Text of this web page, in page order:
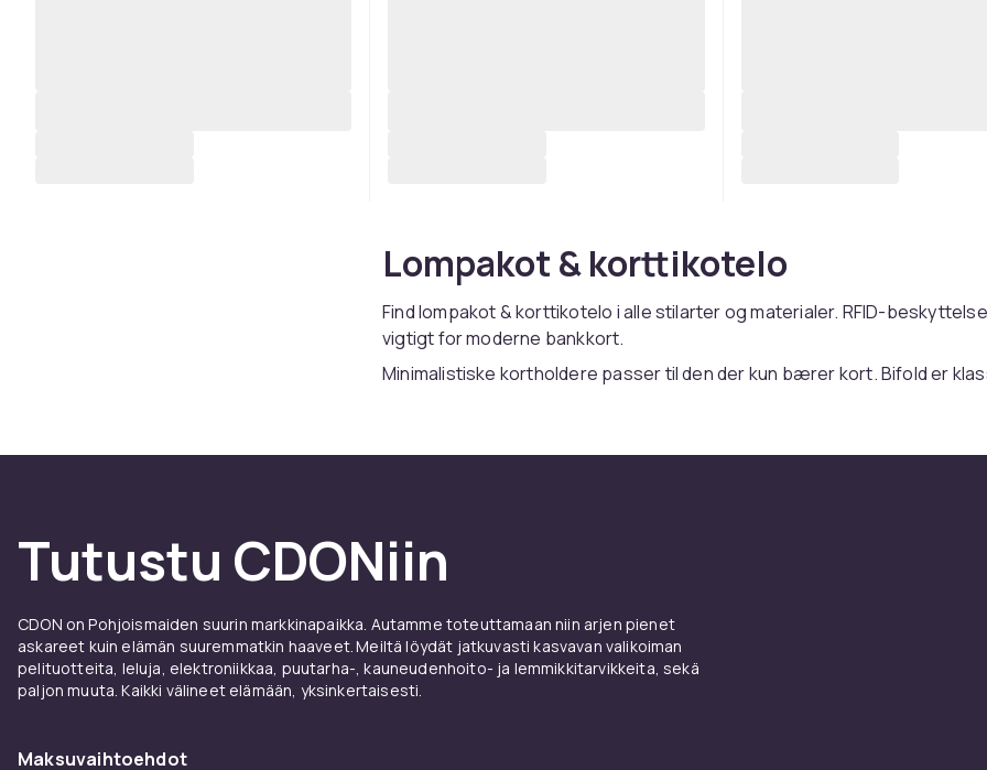
Lompakot & korttikotelo
Find lompakot & korttikotelo i alle stilarter og materialer. RFID-
vigtigt for moderne bankkort.
Minimalistiske kortholdere passer til den der kun bærer kort. Bifold er
CDONilta loydat taydellisen valikoiman lompakoita ja matkatarvikkeita
RFID-suojatut passikoteot, ammattimaiset kayntikorttikoteot ja
laukkutarvikkeet. Turvallisella ostamisella ja nopealla toimituksella CDON
valintasi.
Tutustu CDONiin
CDON on Pohjoismaiden suurin markkinapaikka. Autamme toteuttamaan niin arjen pienet
askareet kuin elämän suuremmatkin haaveet. Meiltä löydät jatkuvasti kasvavan valikoiman
pelituotteita, leluja, elektroniikkaa, puutarha-, kauneudenhoito- ja lemmikkitarvikkeita, sekä
paljon muuta. Kaikki välineet elämään, yksinkertaisesti.
Maksuvaihtoehdot